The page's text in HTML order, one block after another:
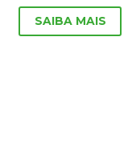
SAIBA MAIS